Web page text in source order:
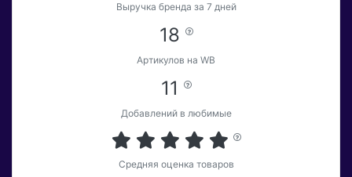
Выручка бренда за 7 дней
18
Артикулов на WB
11
Добавлений в любимые
Средняя оценка товаров